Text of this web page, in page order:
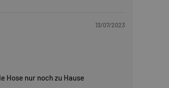
13/07/2023
Hose nur noch zu Hause